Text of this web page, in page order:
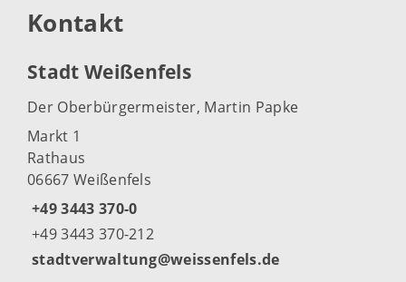
Kontakt
Stadt Weißenfels
Der Oberbürgermeister, Martin Papke
Markt 1
Rathaus
06667 Weißenfels
+49 3443 370-0
+49 3443 370-212
stadtverwaltung@weissenfels.de